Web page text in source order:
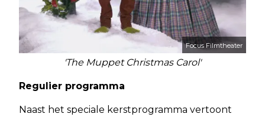
Focus Filmtheater
'The Muppet Christmas Carol'
Regulier programma
Naast het speciale kerstprogramma vertoont